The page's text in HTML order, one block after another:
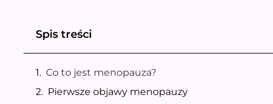
Spis treści
Co to jest menopauza?
Pierwsze objawy menopauzy